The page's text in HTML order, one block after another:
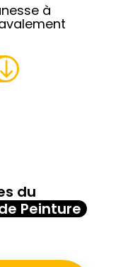
à
du
Peinture